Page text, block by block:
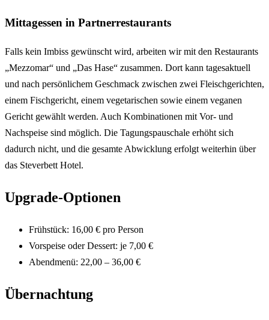
Mittagessen in Partnerrestaurants
Falls kein Imbiss gewünscht wird, arbeiten wir mit den Restaurants
„Mezzomar“ und „Das Hase“ zusammen. Dort kann tagesaktuell
und nach persönlichem Geschmack zwischen zwei Fleischgerichten,
einem Fischgericht, einem vegetarischen sowie einem veganen
Gericht gewählt werden. Auch Kombinationen mit Vor- und
Nachspeise sind möglich. Die Tagungspauschale erhöht sich
dadurch nicht, und die gesamte Abwicklung erfolgt weiterhin über
das Steverbett Hotel.
Upgrade-Optionen
Frühstück: 16,00 € pro Person
Vorspeise oder Dessert: je 7,00 €
Abendmenü: 22,00 – 36,00 €
Übernachtung